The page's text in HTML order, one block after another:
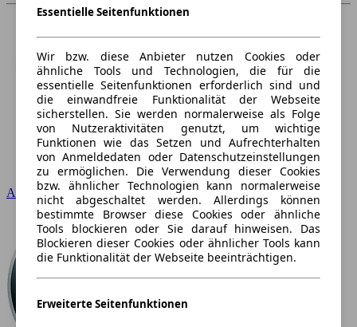
Audi
Essentielle Seitenfunktionen
Wir bzw. diese Anbieter nutzen Cookies oder
ähnliche Tools und Technologien, die für die
essentielle Seitenfunktionen erforderlich sind und
die einwandfreie Funktionalität der Webseite
sicherstellen. Sie werden normalerweise als Folge
von Nutzeraktivitäten genutzt, um wichtige
Funktionen wie das Setzen und Aufrechterhalten
von Anmeldedaten oder Datenschutzeinstellungen
zu ermöglichen. Die Verwendung dieser Cookies
bzw. ähnlicher Technologien kann normalerweise
nicht abgeschaltet werden. Allerdings können
bestimmte Browser diese Cookies oder ähnliche
Tools blockieren oder Sie darauf hinweisen. Das
Blockieren dieser Cookies oder ähnlicher Tools kann
die Funktionalität der Webseite beeinträchtigen.
Erweiterte Seitenfunktionen